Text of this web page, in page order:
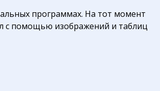
программах. На тот момент
с помощью изображений и таблиц